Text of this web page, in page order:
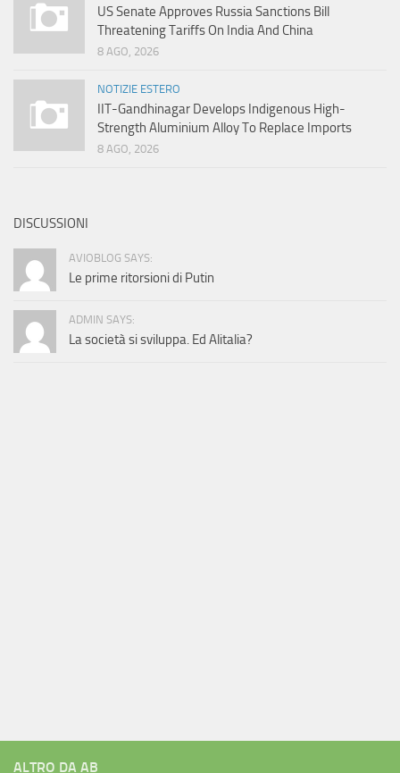
US Senate Approves Russia Sanctions Bill
Threatening Tariffs On India And China
8 AGO, 2026
NOTIZIE ESTERO
IIT-Gandhinagar Develops Indigenous High-
Strength Aluminium Alloy To Replace Imports
8 AGO, 2026
DISCUSSIONI
AVIOBLOG SAYS:
Le prime ritorsioni di Putin
ADMIN SAYS:
La società si sviluppa. Ed Alitalia?
ALTRO DA AB